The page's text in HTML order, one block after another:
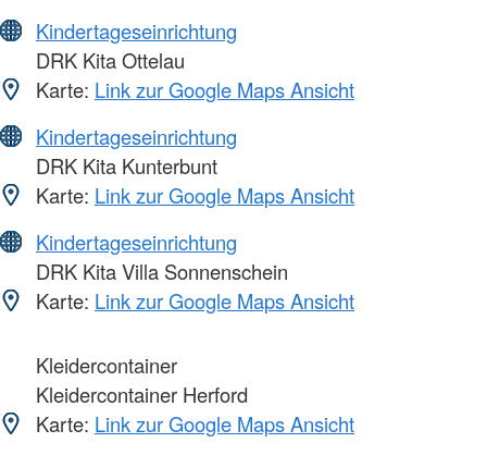
Kindertageseinrichtung
DRK Kita Ottelau
Karte: Link zur Google Maps Ansicht
Kindertageseinrichtung
DRK Kita Kunterbunt
Karte: Link zur Google Maps Ansicht
Kindertageseinrichtung
DRK Kita Villa Sonnenschein
Karte: Link zur Google Maps Ansicht
Kleidercontainer
Kleidercontainer Herford
Karte: Link zur Google Maps Ansicht